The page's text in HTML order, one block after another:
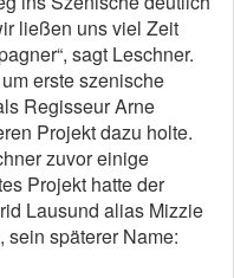
ließen uns viel Zeit
sagt Leschner.
erste szenische
Regisseur Arne
Projekt dazu holte.
zuvor einige
Projekt hatte der
Lausund alias Mizzie
sein späterer Name: